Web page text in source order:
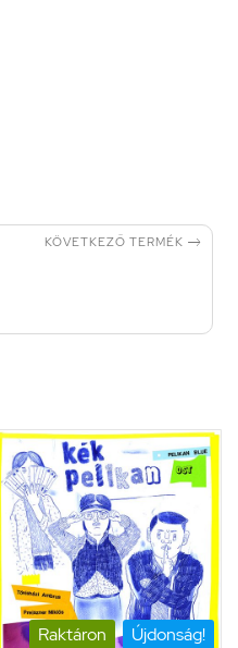
KÖVETKEZŐ TERMÉK 
Raktáron Újdonság!